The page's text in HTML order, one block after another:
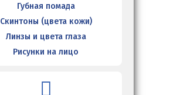
Губная помада
Скинтоны (цвета кожи)
Линзы и цвета глаза
Рисунки на лицо